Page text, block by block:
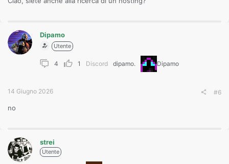
Dipamo
Utente
4 1 Discord dipamo. Dipamo
14 Giugno 2026 #6
no
strei
Utente